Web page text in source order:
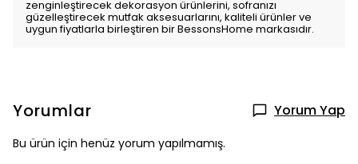
zenginleştirecek dekorasyon ürünlerini, sofranızı
güzelleştirecek mutfak aksesuarlarını, kaliteli ürünler ve
uygun fiyatlarla birleştiren bir BessonsHome markasıdır.
Yorumlar Yorum Yap
Bu ürün için henüz yorum yapılmamış.